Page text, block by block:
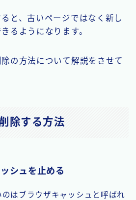
と、古いページではなく新し
るようになります。
の方法について解説をさせて
除する方法
シュを止める
はブラウザキャッシュと呼ばれ